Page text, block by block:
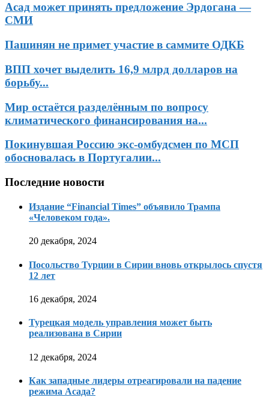
Асад может принять предложение Эрдогана —
СМИ
Пашинян не примет участие в саммите ОДКБ
ВПП хочет выделить 16,9 млрд долларов на
борьбу...
Мир остаётся разделённым по вопросу
климатического финансирования на...
Покинувшая Россию экс-омбудсмен по МСП
обосновалась в Португалии...
Последние новости
Издание “Financial Times” объявило Трампа
«Человеком года».
20 декабря, 2024
Посольство Турции в Сирии вновь открылось спустя
12 лет
16 декабря, 2024
Турецкая модель управления может быть
реализована в Сирии
12 декабря, 2024
Как западные лидеры отреагировали на падение
режима Асада?